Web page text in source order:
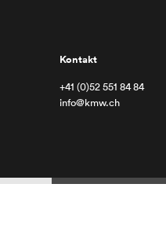
Kontakt
+41 (0)52 551 84 84
info@kmw.ch